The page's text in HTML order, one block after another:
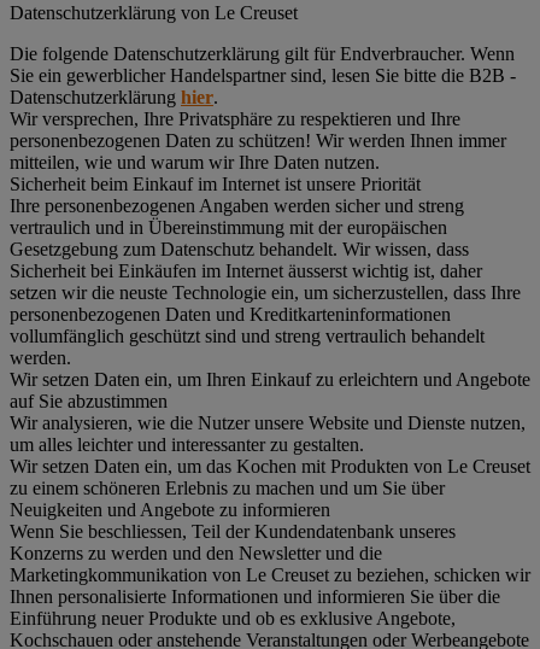
Datenschutz­erklärung von Le Creuset
Die folgende Datenschutzerklärung gilt für Endverbraucher. Wenn
Sie ein gewerblicher Handelspartner sind, lesen Sie bitte die B2B -
Datenschutzerklärung hier.
Wir versprechen, Ihre Privatsphäre zu respektieren und Ihre
personenbezogenen Daten zu schützen! Wir werden Ihnen immer
mitteilen, wie und warum wir Ihre Daten nutzen.
Sicherheit beim Einkauf im Internet ist unsere Priorität
Ihre personenbezogenen Angaben werden sicher und streng
vertraulich und in Übereinstimmung mit der europäischen
Gesetzgebung zum Datenschutz behandelt. Wir wissen, dass
Sicherheit bei Einkäufen im Internet äusserst wichtig ist, daher
setzen wir die neuste Technologie ein, um sicherzustellen, dass Ihre
personenbezogenen Daten und Kreditkarteninformationen
vollumfänglich geschützt sind und streng vertraulich behandelt
werden.
Wir setzen Daten ein, um Ihren Einkauf zu erleichtern und Angebote
auf Sie abzustimmen
Wir analysieren, wie die Nutzer unsere Website und Dienste nutzen,
um alles leichter und interessanter zu gestalten.
Wir setzen Daten ein, um das Kochen mit Produkten von Le Creuset
zu einem schöneren Erlebnis zu machen und um Sie über
Neuigkeiten und Angebote zu informieren
Wenn Sie beschliessen, Teil der Kundendatenbank unseres
Konzerns zu werden und den Newsletter und die
Marketingkommunikation von Le Creuset zu beziehen, schicken wir
Ihnen personalisierte Informationen und informieren Sie über die
Einführung neuer Produkte und ob es exklusive Angebote,
Kochschauen oder anstehende Veranstaltungen oder Werbeangebote